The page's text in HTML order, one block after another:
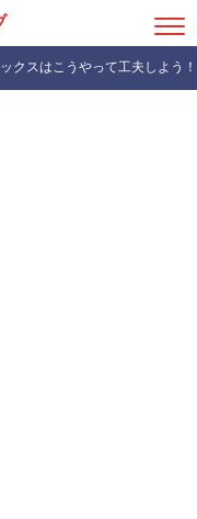
クスはこうやって工夫しよう